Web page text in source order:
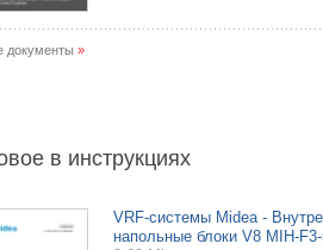
документы »
в инструкциях
VRF-системы Midea -
напольные блоки V8 MIH-F3-